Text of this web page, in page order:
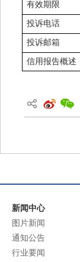
有效期限
投诉电话
投诉邮箱
信用报告概述
新闻中心
图片新闻
通知公告
行业要闻